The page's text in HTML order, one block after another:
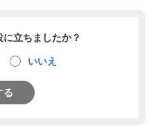
立ちましたか？
いいえ
る